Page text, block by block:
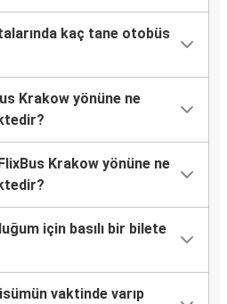
kaç tane otobüs
Krakow yönüne ne
Krakow yönüne ne
için basılı bir bilete
vaktinde varıp